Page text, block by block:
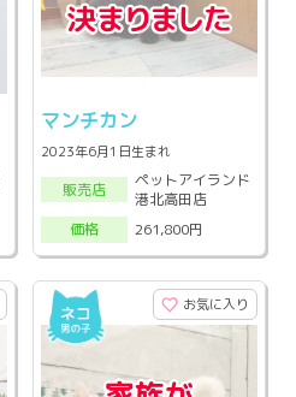
マンチカン
2023年6月1日生まれ
販売店
ペットアイランド
港北高田店
価格
261,800円
お気に入り